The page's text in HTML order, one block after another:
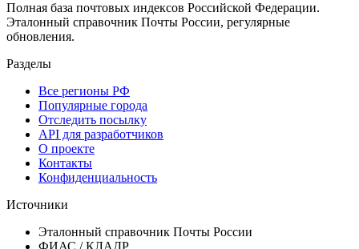
Полная база почтовых индексов Российской Федерации.
Эталонный справочник Почты России, регулярные
обновления.
Разделы
Все регионы РФ
Популярные города
Отследить посылку
API для разработчиков
О проекте
Контакты
Конфиденциальность
Источники
Эталонный справочник Почты России